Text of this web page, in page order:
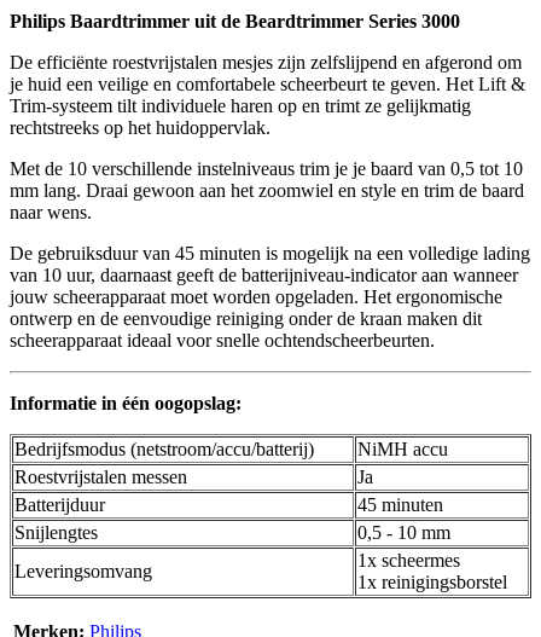
Philips Baardtrimmer uit de Beardtrimmer Series 3000
De efficiënte roestvrijstalen mesjes zijn zelfslijpend en afgerond om
je huid een veilige en comfortabele scheerbeurt te geven. Het Lift &
Trim-systeem tilt individuele haren op en trimt ze gelijkmatig
rechtstreeks op het huidoppervlak.
Met de 10 verschillende instelniveaus trim je je baard van 0,5 tot 10
mm lang. Draai gewoon aan het zoomwiel en style en trim de baard
naar wens.
De gebruiksduur van 45 minuten is mogelijk na een volledige lading
van 10 uur, daarnaast geeft de batterijniveau-indicator aan wanneer
jouw scheerapparaat moet worden opgeladen. Het ergonomische
ontwerp en de eenvoudige reiniging onder de kraan maken dit
scheerapparaat ideaal voor snelle ochtendscheerbeurten.
Informatie in één oogopslag:
Bedrijfsmodus (netstroom/accu/batterij)
NiMH accu
Roestvrijstalen messen
Ja
Batterijduur
45 minuten
Snijlengtes
0,5 - 10 mm
Leveringsomvang
1x scheermes
1x reinigingsborstel
Merken: Philips